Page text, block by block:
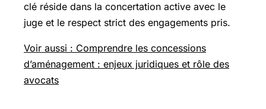
clé réside dans la concertation active avec le
juge et le respect strict des engagements pris.
Voir aussi : Comprendre les concessions
d’aménagement : enjeux juridiques et rôle des
avocats